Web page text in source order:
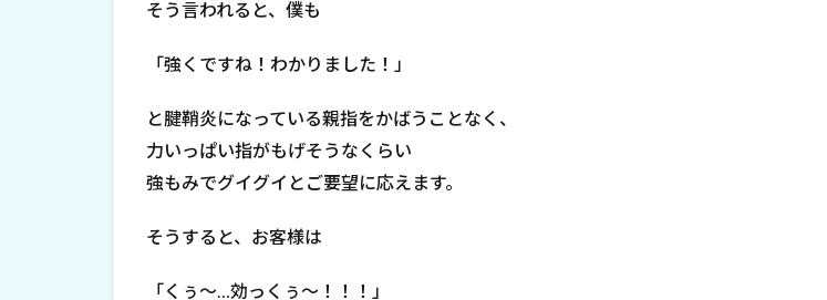
そう言われると、僕も
「強くですね！わかりました！」
と腱鞘炎になっている親指をかばうことなく、
力いっぱい指がもげそうなくらい
強もみでグイグイとご要望に応えます。
そうすると、お客様は
「くぅ～…効っくぅ～！！！」